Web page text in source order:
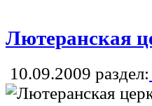
Лютеранская
10.09.2009 раздел: